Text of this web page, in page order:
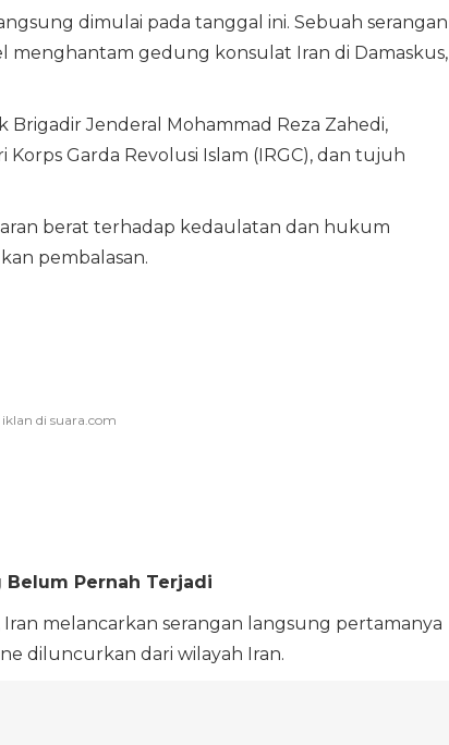
dimulai pada tanggal ini. Sebuah serangan
menghantam gedung konsulat Iran di Damaskus,
Brigadir Jenderal Mohammad Reza Zahedi,
Garda Revolusi Islam (IRGC), dan tujuh
berat terhadap kedaulatan dan hukum
pembalasan.
Belum Pernah Terjadi
Iran melancarkan serangan langsung pertamanya
diluncurkan dari wilayah Iran.